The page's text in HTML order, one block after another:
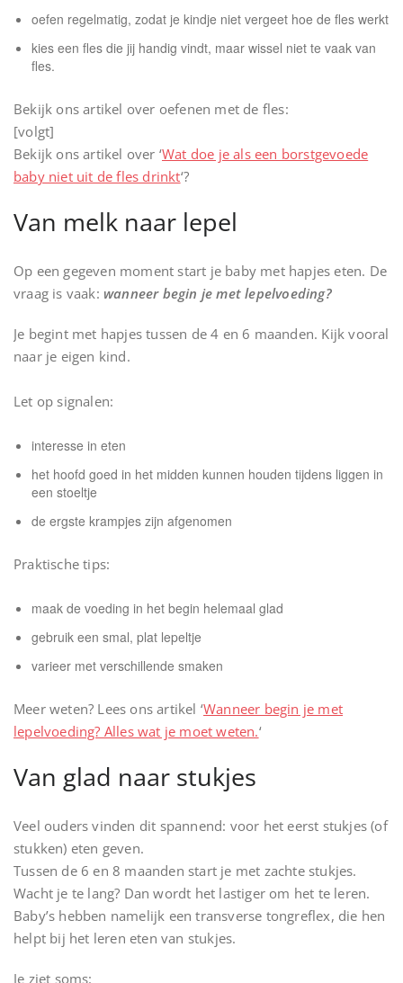
oefen regelmatig, zodat je kindje niet vergeet hoe de fles werkt
kies een fles die jij handig vindt, maar wissel niet te vaak van
fles.
Bekijk ons artikel over oefenen met de fles:
[volgt]
Bekijk ons artikel over ‘Wat doe je als een borstgevoede
baby niet uit de fles drinkt‘?
Van melk naar lepel
Op een gegeven moment start je baby met hapjes eten. De
vraag is vaak: wanneer begin je met lepelvoeding?
Je begint met hapjes tussen de 4 en 6 maanden. Kijk vooral
naar je eigen kind.
Let op signalen:
interesse in eten
het hoofd goed in het midden kunnen houden tijdens liggen in
een stoeltje
de ergste krampjes zijn afgenomen
Praktische tips:
maak de voeding in het begin helemaal glad
gebruik een smal, plat lepeltje
varieer met verschillende smaken
Meer weten? Lees ons artikel ‘Wanneer begin je met
lepelvoeding? Alles wat je moet weten.‘
Van glad naar stukjes
Veel ouders vinden dit spannend: voor het eerst stukjes (of
stukken) eten geven.
Tussen de 6 en 8 maanden start je met zachte stukjes.
Wacht je te lang? Dan wordt het lastiger om het te leren.
Baby’s hebben namelijk een transverse tongreflex, die hen
helpt bij het leren eten van stukjes.
Je ziet soms: